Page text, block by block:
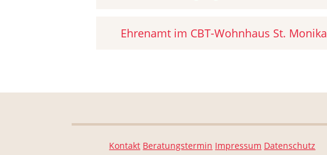
Ehrenamt im CBT-Wohnhaus St. Monika
Kontakt Beratungstermin Impressum Datenschutz